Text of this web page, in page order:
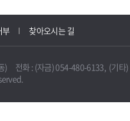
부 찾아오시는 길
) 전화 : (자금) 054-480-6133, (기타